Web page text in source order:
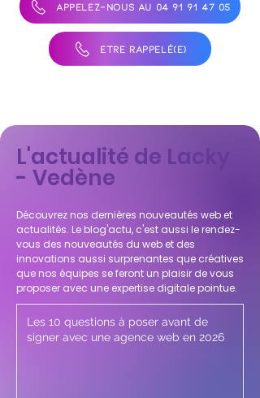
APPELEZ-NOUS AU 04 91 91 47 05
ÊTRE RAPPELÉ(E)
L'actualité de Lacky
- Vedène
Découvrez nos dernières nouveautés web et
actualités. Le blog'actu, c'est aussi le rendez-
vous des nouveautés du web et des
innovations aussi surprenantes que créatives
que nos équipes se feront un plaisir de vous
proposer avec une expertise digitale pointue.
Les 10 questions à poser avant de
signer avec une agence web en 2026